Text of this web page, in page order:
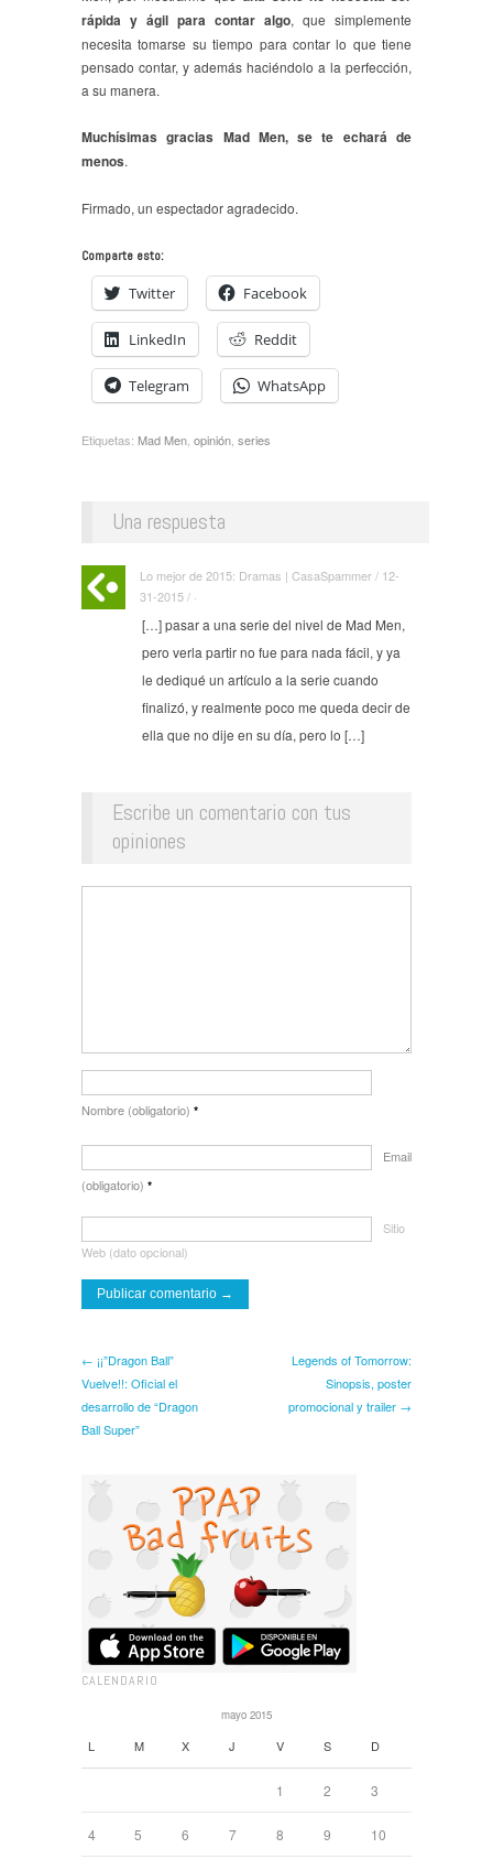
rápida y ágil para contar algo, que simplemente
necesita tomarse su tiempo para contar lo que tiene
pensado contar, y además haciéndolo a la perfección,
a su manera.
Muchísimas gracias Mad Men, se te echará de
menos.
Firmado, un espectador agradecido.
Comparte esto:
Twitter Facebook
LinkedIn Reddit
Telegram WhatsApp
Etiquetas: Mad Men, opinión, series
Una respuesta
Lo mejor de 2015: Dramas | CasaSpammer / 12-
31-2015 / ·
[…] pasar a una serie del nivel de Mad Men,
pero verla partir no fue para nada fácil, y ya
le dediqué un artículo a la serie cuando
finalizó, y realmente poco me queda decir de
ella que no dije en su día, pero lo […]
Escribe un comentario con tus
opiniones
Nombre (obligatorio) *
Email
(obligatorio) *
Sitio
Web (dato opcional)
← ¡¡”Dragon Ball”
Vuelve!!: Oficial el
desarrollo de “Dragon
Ball Super”
Legends of Tomorrow:
Sinopsis, poster
promocional y trailer →
CALENDARIO
mayo 2015
L M X J V S D
1 2 3
4 5 6 7 8 9 10